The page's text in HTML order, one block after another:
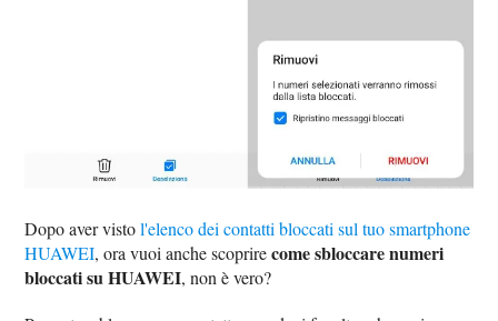
Dopo aver vistol'elenco dei contatti bloccati sul tuo smartphone
HUAWEI, ora vuoi anche scoprirecome sbloccare numeri
bloccati su HUAWEI, non è vero?